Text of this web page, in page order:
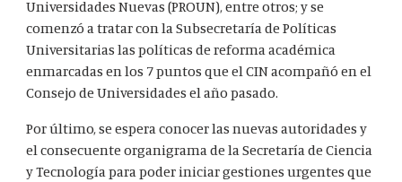
Universidades Nuevas (PROUN), entre otros; y se
comenzó a tratar con la Subsecretaría de Políticas
Universitarias las políticas de reforma académica
enmarcadas en los 7 puntos que el CIN acompañó en el
Consejo de Universidades el año pasado.
Por último, se espera conocer las nuevas autoridades y
el consecuente organigrama de la Secretaría de Ciencia
y Tecnología para poder iniciar gestiones urgentes que